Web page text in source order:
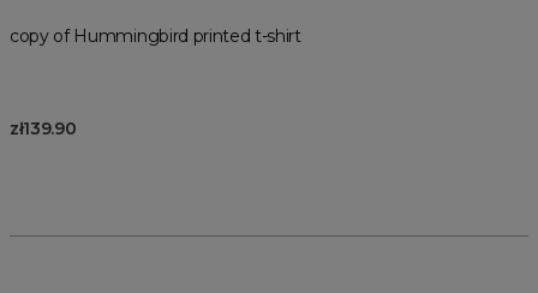
copy of Hummingbird printed t-shirt
zł139.90